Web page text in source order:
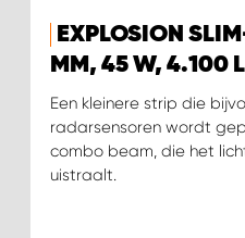
EXPLOSION
MM, 45 W, 4.100
Een kleinere strip die
radarsensoren wordt
combo beam, die het
uistraalt.